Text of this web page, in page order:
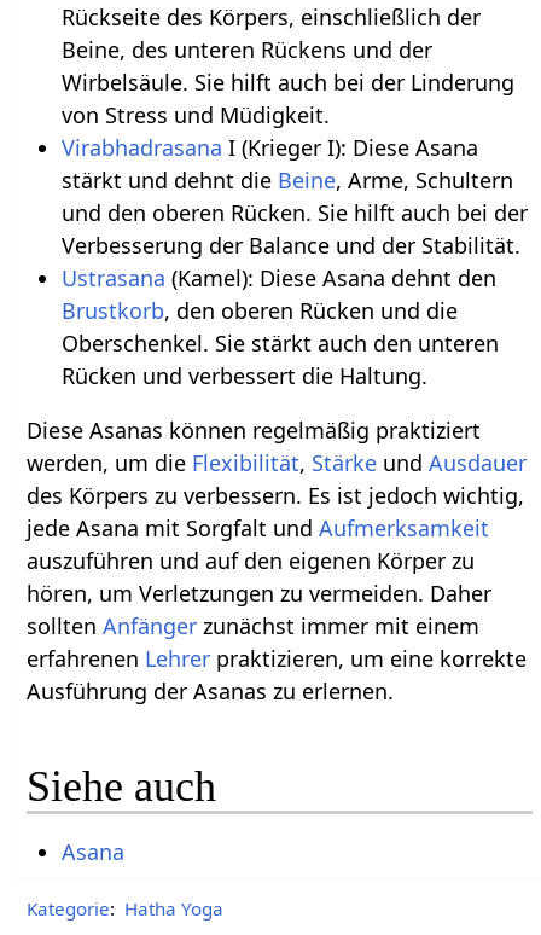
Rückseite des Körpers, einschließlich der
Beine, des unteren Rückens und der
Wirbelsäule. Sie hilft auch bei der Linderung
von Stress und Müdigkeit.
Virabhadrasana I (Krieger I): Diese Asana
stärkt und dehnt die Beine, Arme, Schultern
und den oberen Rücken. Sie hilft auch bei der
Verbesserung der Balance und der Stabilität.
Ustrasana (Kamel): Diese Asana dehnt den
Brustkorb, den oberen Rücken und die
Oberschenkel. Sie stärkt auch den unteren
Rücken und verbessert die Haltung.
Diese Asanas können regelmäßig praktiziert
werden, um die Flexibilität, Stärke undAusdauer
des Körpers zu verbessern. Es ist jedoch wichtig,
jede Asana mit Sorgfalt undAufmerksamkeit
auszuführen und auf den eigenen Körper zu
hören, um Verletzungen zu vermeiden. Daher
solltenAnfänger zunächst immer mit einem
erfahrenen Lehrer praktizieren, um eine korrekte
Ausführung der Asanas zu erlernen.
Siehe auch
Asana
Kategorie: Hatha Yoga